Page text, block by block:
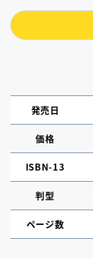
発売日
価格
ISBN-13
判型
ページ数